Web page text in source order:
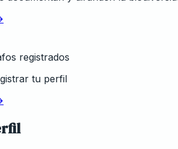
registrados
tu perfil